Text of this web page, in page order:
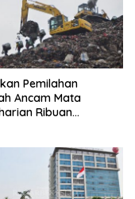
Pemilahan
Ancam Mata
Ribuan